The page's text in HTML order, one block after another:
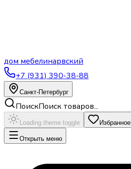
дом мебелинарвский
+7 (931) 390-38-88
Санкт-Петербург
ПоискПоиск товаров...
Loading theme toggle Избранное
Открыть меню